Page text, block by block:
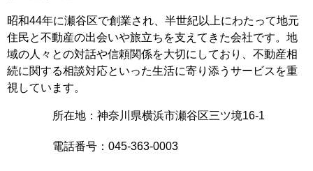
昭和44年に瀬谷区で創業され、半世紀以上にわたって地元
住民と不動産の出会いや旅立ちを支えてきた会社です。地
域の人々との対話や信頼関係を大切にしており、不動産相
続に関する相談対応といった生活に寄り添うサービスを重
視しています。
所在地：神奈川県横浜市瀬谷区三ツ境16-1
電話番号：045-363-0003